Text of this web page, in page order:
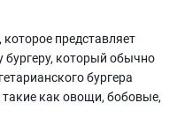
представляет
бургеру, который обычно
бургера
как овощи, бобовые,